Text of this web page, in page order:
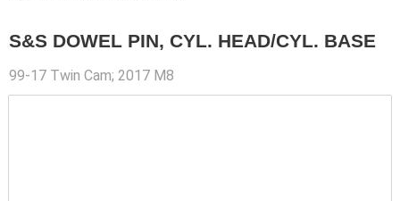
S&S DOWEL PIN, CYL. HEAD/CYL. BASE
99-17 Twin Cam; 2017 M8